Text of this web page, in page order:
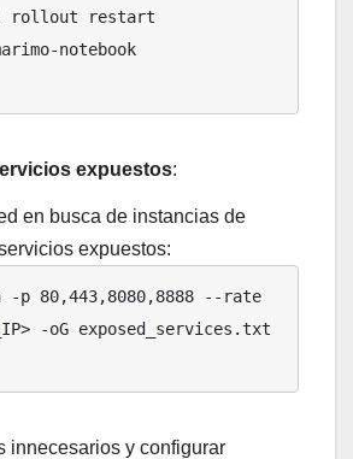
notebook
expuestos:
en busca de instancias de
expuestos:
-oG exposed_services.txt
innecesarios y configurar